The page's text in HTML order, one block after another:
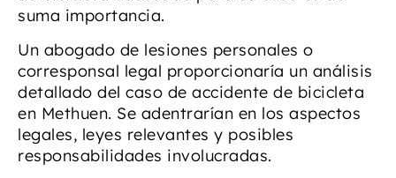
suma importancia.
Un abogado de lesiones personales o
corresponsal legal proporcionaría un análisis
detallado del caso de accidente de bicicleta
en Methuen. Se adentrarían en los aspectos
legales, leyes relevantes y posibles
responsabilidades involucradas.